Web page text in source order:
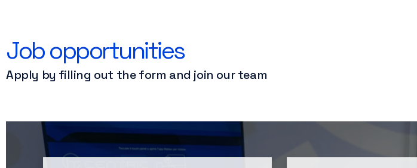
Job opportunities
Apply by filling out the form and join our team